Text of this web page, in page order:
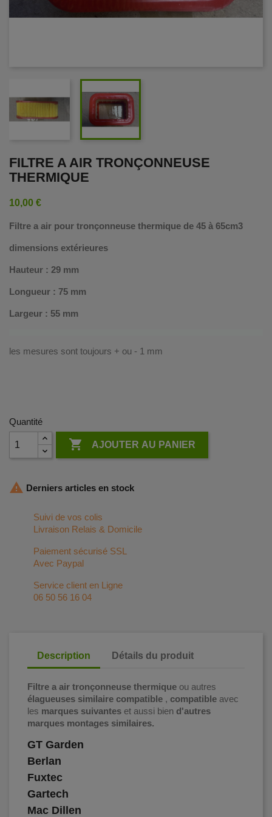
FILTRE A AIR TRONÇONNEUSE
THERMIQUE
10,00 €
Filtre a air pour tronçonneuse thermique de 45 à 65cm3
dimensions extérieures
Hauteur : 29 mm
Longueur : 75 mm
Largeur : 55 mm
les mesures sont toujours + ou - 1 mm
Quantité
 AJOUTER AU PANIER
 Derniers articles en stock
Suivi de vos colis
Livraison Relais & Domicile
Paiement sécurisé SSL
Avec Paypal
Service client en Ligne
06 50 56 16 04
Description Détails du produit
Filtre a air tronçonneuse thermique ou autres
élagueuses similaire compatible , compatible avec
les marques suivantes et aussi bien d'autres
marques montages similaires.
GT Garden
Berlan
Fuxtec
Gartech
Mac Dillen